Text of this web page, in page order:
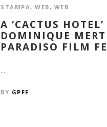
STAMPA, WEB, WEB
A ‘CACTUS
DOMINIQUE
PARADISO FILM
...
BY GPFF